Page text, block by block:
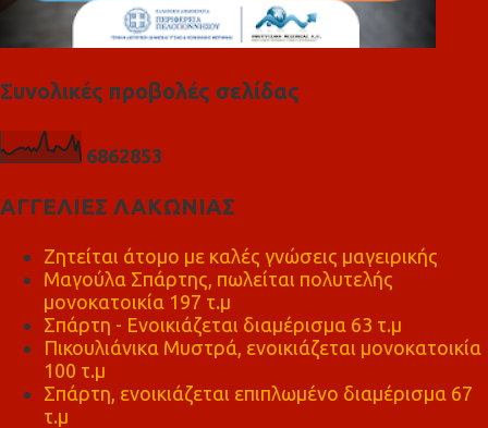
Συνολικές προβολές σελίδας
6862853
ΑΓΓΕΛΙΕΣ ΛΑΚΩΝΙΑΣ
Ζητείται άτομο με καλές γνώσεις μαγειρικής
Μαγούλα Σπάρτης, πωλείται πολυτελής
μονοκατοικία 197 τ.μ
Σπάρτη - Ενοικιάζεται διαμέρισμα 63 τ.μ
Πικουλιάνικα Μυστρά, ενοικιάζεται μονοκατοικία
100 τ.μ
Σπάρτη, ενοικιάζεται επιπλωμένο διαμέρισμα 67
τ.μ